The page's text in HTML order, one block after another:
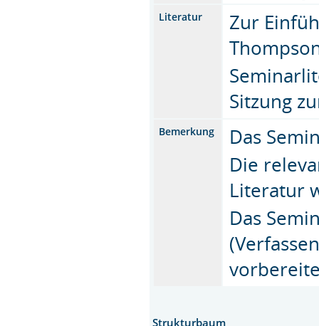
Literatur
Zur
Sitzung
Bemerkung
Das
Die
Literatur
Das
Strukturbaum